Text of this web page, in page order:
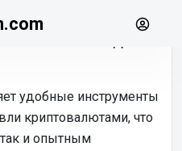
удобные инструменты
криптовалютами, что
и опытным